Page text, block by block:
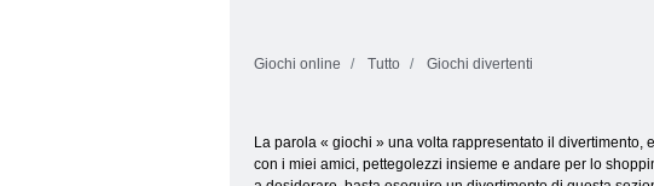
Giochi online Tutto Giochi divertenti
La parola « giochi » una volta rappresentato il
con i miei amici, pettegolezzi insieme e andare per lo